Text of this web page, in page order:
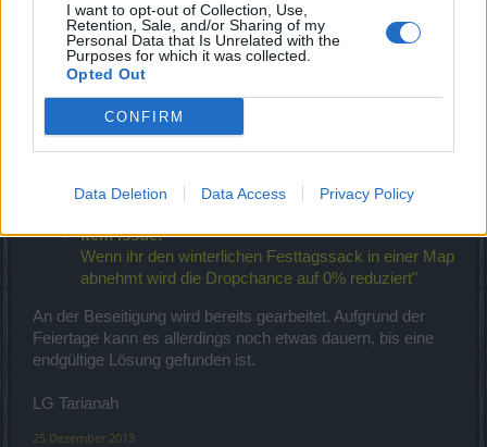
I want to opt-out of Collection, Use,
Retention, Sale, and/or Sharing of my
Personal Data that Is Unrelated with the
Purposes for which it was collected.
Opted Out
CONFIRM
Data Deletion Data Access Privacy Policy
Liebe Helden von Dracania,
bitte beachtet noch einmal die Hinweise zu den "Known
"Achtung! Known Issues:
0% item drop wenn das Talent, "goldene Nase" nicht
Item Issue:
Wenn ihr den winterlichen Festtagssack in einer Map
abnehmt wird die Dropchance auf 0% reduziert"
An der Beseitigung wird bereits gearbeitet. Aufgrund der
Feiertage kann es allerdings noch etwas dauern, bis eine
endgültige Lösung gefunden ist.
LG Tarianah
25 Dezember 2013